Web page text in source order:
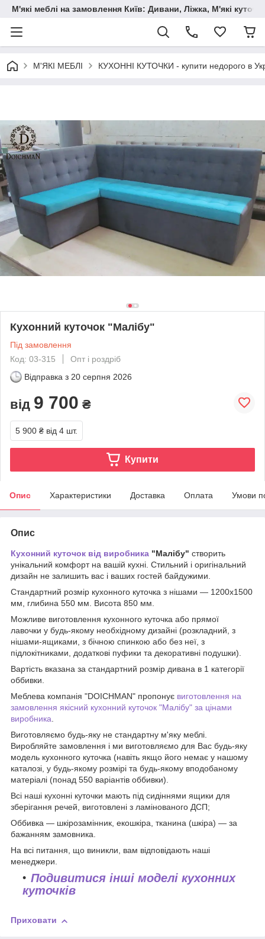
М'які меблі на замовлення Київ: Дивани, Ліжка, М'які
М'ЯКІ МЕБЛІ КУХОННІ КУТОЧКИ - купити недорого в
Кухонний куточок "Малібу"
Під замовлення
Код: 03-315
Опт і роздріб
Відправка з 20 серпня 2026
від 9 700 ₴
5 900 ₴ від 4 шт.
Купити
Опис Характеристики Доставка Оплата Умови
Опис
Кухонний куточок від виробника "Малібу" створить
унікальний комфорт на вашій кухні. Стильний і оригінальний
дизайн не залишить вас і ваших гостей байдужими.
Стандартний розмір кухонного куточка з нішами — 1200х1500
мм, глибина 550 мм. Висота 850 мм.
Можливе виготовлення кухонного куточка або прямої
лавочки у будь-якому необхідному дизайні (розкладний, з
нішами-ящиками, з бічною спинкою або без неї, з
підлокітниками, додаткові пуфики та декоративні подушки).
Вартість вказана за стандартний розмір дивана в 1 категорії
оббивки.
Меблева компанія "DOICHMAN" пропонує виготовлення на
замовлення якісний кухонний куточок "Малібу" за цінами
виробника
Виготовляємо будь-яку не стандартну м'яку меблі.
Виробляйте замовлення і ми виготовляємо для Вас будь-яку
модель кухонного куточка (навіть якщо його немає у нашому
каталозі, у будь-якому розмірі та будь-якому вподобаному
матеріалі (понад 550 варіантів оббивки).
Всі наші кухонні куточки мають під сидіннями ящики для
зберігання речей, виготовлені з ламінованого ДСП;
Оббивка — шкірозамінник, екошкіра, тканина (шкіра) — за
бажанням замовника.
На всі питання, що виникли, вам відповідають наші
менеджери.
Подивитися інші моделі кухонних
куточків
Приховати